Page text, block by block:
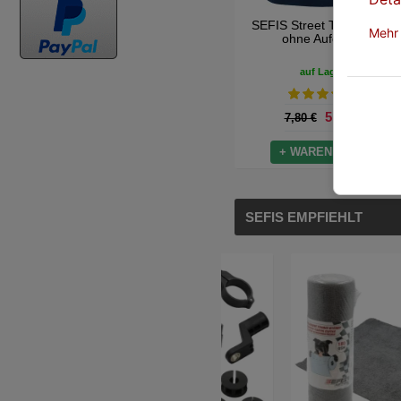
SEFIS Street T-Shirt blau
ohne Aufdruck
auf Lager
7,80 € 5,50 €
+ WARENKORB
SEFIS EMPFIEHLT